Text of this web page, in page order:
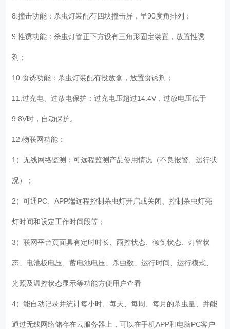
8.撞击功能：杀虫灯装配有四块撞击屏，呈90度角排列；
9.性诱功能：杀虫灯管正下方设有三角形固定装置，放置性诱
剂；
10.食诱功能：杀虫灯装配有投放盒，放置食诱剂；
11.过充电、过放电保护：过充电压超过14.4V，过放电压低于
9.8V时，自动保护。
12.物联网功能：
1）无线网络监测：可远程监测产品使用情况（不良报警、运行状
况）；
2）可通PC、APP端远程控制杀虫灯开启或关闭、控制杀虫灯亮
灯时间和设定工作时间段等；
3）联网平台页面具有定时时长、雨控状态、倾倒状态、灯管状
态、电池板电压、蓄电池电压、杀虫数、运行时间、运行模式、
光照及温控状态显示等功能方便用户查看
4）能自动记录并统计每小时、每天、每周、每月的杀虫量、并能
通过无线网络储存在云服务器上，可以在手机APP和电脑PC客户